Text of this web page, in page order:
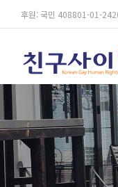
후원: 국민 408801-01-